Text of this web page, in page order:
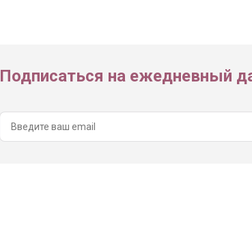
Подписаться на ежедневный